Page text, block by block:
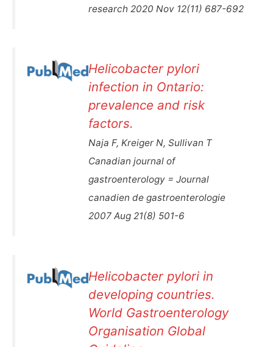
research 2020 Nov 12(11) 687-692
Helicobacter pylori
infection in Ontario:
prevalence and risk
factors.
Naja F, Kreiger N, Sullivan T
Canadian journal of
gastroenterology = Journal
canadien de gastroenterologie
2007 Aug 21(8) 501-6
Helicobacter pylori in
developing countries.
World Gastroenterology
Organisation Global